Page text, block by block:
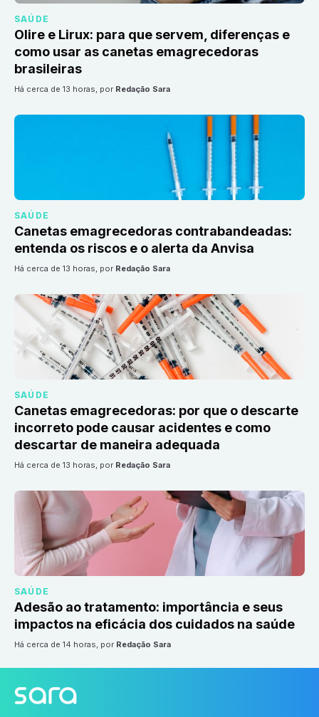
SAÚDE
Olire e Lirux: para que servem, diferenças e
como usar as canetas emagrecedoras
brasileiras
há cerca de 13 horas, por Redação Sara
SAÚDE
Canetas emagrecedoras contrabandeadas:
entenda os riscos e o alerta da Anvisa
há cerca de 13 horas, por Redação Sara
SAÚDE
Canetas emagrecedoras: por que o descarte
incorreto pode causar acidentes e como
descartar de maneira adequada
há cerca de 13 horas, por Redação Sara
SAÚDE
Adesão ao tratamento: importância e seus
impactos na eficácia dos cuidados na saúde
há cerca de 14 horas, por Redação Sara